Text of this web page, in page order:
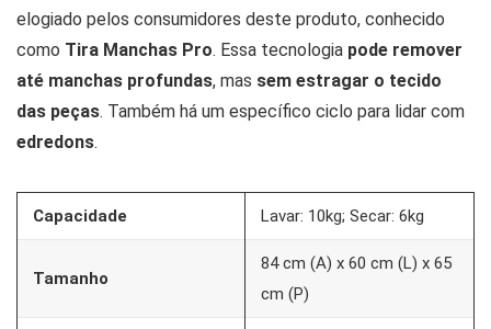
elogiado pelos consumidores deste produto, conhecido
como Tira Manchas Pro. Essa tecnologia pode remover
até manchas profundas, mas sem estragar o tecido
das peças. Também há um específico ciclo para lidar com
edredons.
Capacidade Lavar: 10kg; Secar: 6kg
Tamanho
84 cm (A) x 60 cm (L) x 65
cm (P)